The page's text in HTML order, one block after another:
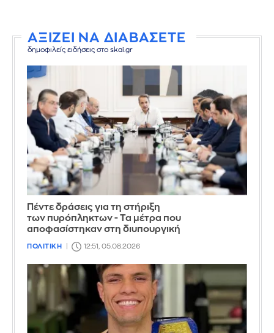
ΑΞΙΖΕΙ ΝΑ ΔΙΑΒΑΣΕΤΕ
δημοφιλείς ειδήσεις στο skai.gr
Πέντε δράσεις για τη στήριξη
των πυρόπληκτων - Τα μέτρα που
αποφασίστηκαν στη διυπουργική
ΠΟΛΙΤΙΚΗ 12:51, 05.08.2026